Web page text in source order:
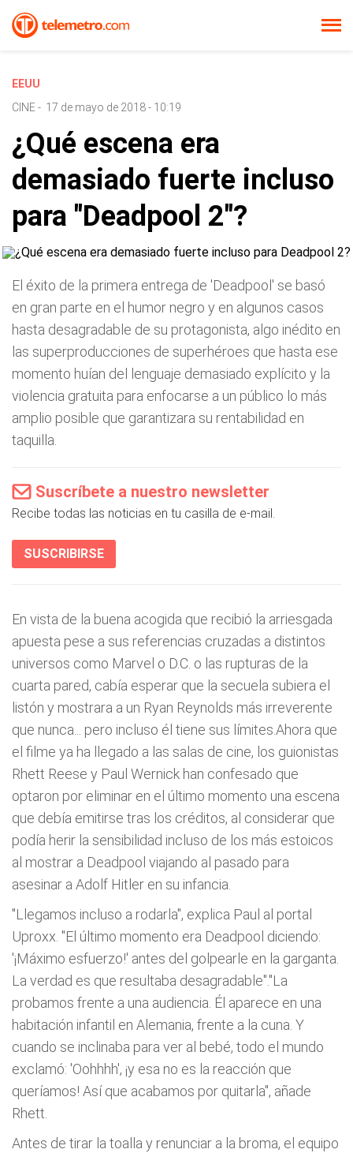
EEUU
CINE- 17 de mayo de 2018 - 10:19
¿Qué escena era
demasiado fuerte incluso
para "Deadpool 2"?
El éxito de la primera entrega de 'Deadpool' se basó
en gran parte en el humor negro y en algunos casos
hasta desagradable de su protagonista, algo inédito en
las superproducciones de superhéroes que hasta ese
momento huían del lenguaje demasiado explícito y la
violencia gratuita para enfocarse a un público lo más
amplio posible que garantizara su rentabilidad en
taquilla.
Suscríbete a nuestro newsletter
Recibe todas las noticias en tu casilla de e-mail.
SUSCRIBIRSE
En vista de la buena acogida que recibió la arriesgada
apuesta pese a sus referencias cruzadas a distintos
universos como Marvel o D.C. o las rupturas de la
cuarta pared, cabía esperar que la secuela subiera el
listón y mostrara a un Ryan Reynolds más irreverente
que nunca... pero incluso él tiene sus límites.Ahora que
el filme ya ha llegado a las salas de cine, los guionistas
Rhett Reese y Paul Wernick han confesado que
optaron por eliminar en el último momento una escena
que debía emitirse tras los créditos, al considerar que
podía herir la sensibilidad incluso de los más estoicos
al mostrar a Deadpool viajando al pasado para
asesinar a Adolf Hitler en su infancia.
"Llegamos incluso a rodarla", explica Paul al portal
Uproxx. "El último momento era Deadpool diciendo:
'¡Máximo esfuerzo!' antes del golpearle en la garganta.
La verdad es que resultaba desagradable"."La
probamos frente a una audiencia. Él aparece en una
habitación infantil en Alemania, frente a la cuna. Y
cuando se inclinaba para ver al bebé, todo el mundo
exclamó: 'Oohhhh', ¡y esa no es la reacción que
queríamos! Así que acabamos por quitarla", añade
Rhett.
Antes de tirar la toalla y renunciar a la broma, el equipo